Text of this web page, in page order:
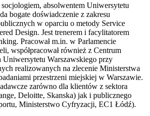
socjologiem, absolwentem Uniwersytetu
bogate doświadczenie z zakresu
w oparciu o metody Service
Design. Jest trenerem i facylitatorem
Pracował m.in. w Parlamencie
współpracował również z Centrum
Uniwersytetu Warszawskiego przy
realizowanych na zlecenie Ministerstwa
przestrzeni miejskiej w Warszawie.
zarówno dla klientów z sektora
Deloitte, Skanska) jak i publicznego
Ministerstwo Cyfryzacji, EC1 Łódź).